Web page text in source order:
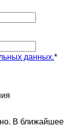
данных.*
В ближайшее